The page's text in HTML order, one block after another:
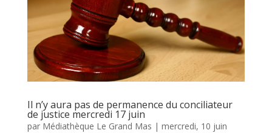
Il n’y aura pas de permanence du conciliateur
de justice mercredi 17 juin
par Médiathèque Le Grand Mas | mercredi, 10 juin